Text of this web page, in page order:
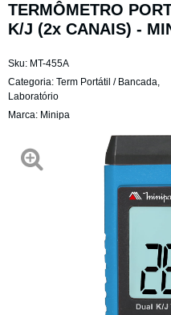
TERMÔMETRO
K/J (2x CANAIS) -
Sku: MT-455A
Categoria: Term Portátil / Bancada,
Laboratório
Marca: Minipa